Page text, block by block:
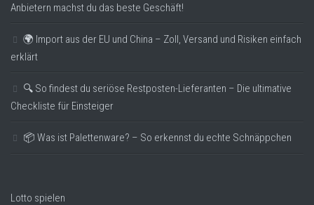
Anbietern machst du das beste Geschäft!
🌍 Import aus der EU und China – Zoll, Versand und Risiken einfach
erklärt
🔍 So findest du seriöse Restposten-Lieferanten – Die ultimative
Checkliste für Einsteiger
📦 Was ist Palettenware? – So erkennst du echte Schnäppchen
Lotto spielen